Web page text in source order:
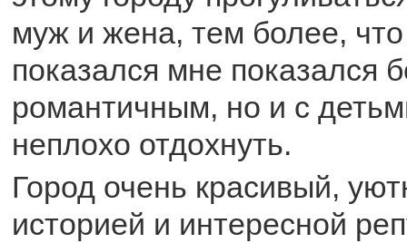
муж и жена, тем более,
показался мне показался
романтичным, но и с
неплохо отдохнуть.
Город очень красивый,
историей и интересной